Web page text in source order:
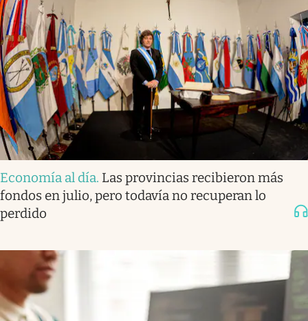
Economía al día. Las provincias recibieron más
fondos en julio, pero todavía no recuperan lo
perdido